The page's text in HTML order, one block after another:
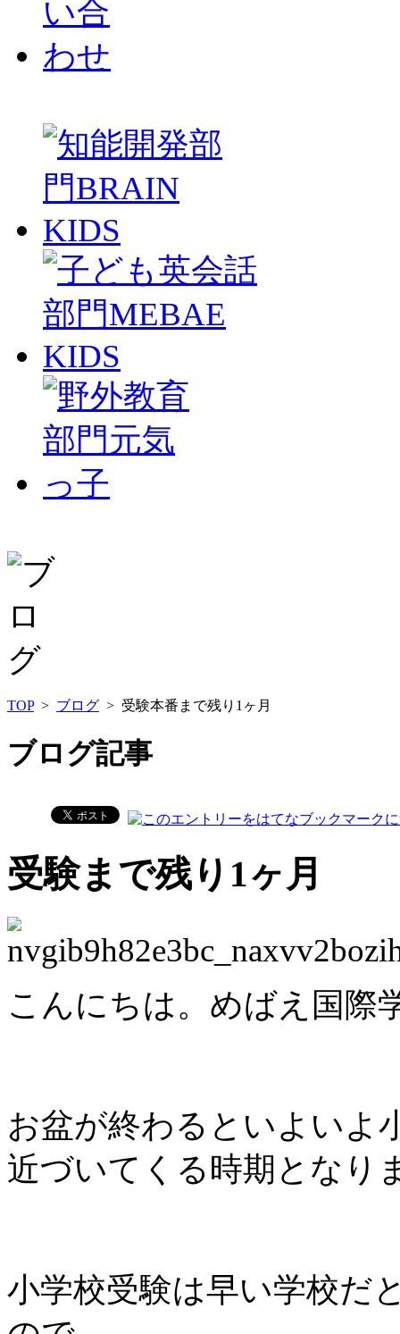
TOP > ブログ > 受験本番まで残り1ヶ月
ブログ記事
受験まで残り1ヶ月
こんにちは。めばえ国際
お盆が終わるといよいよ
近づいてくる時期となり
小学校受験は早い学校だ